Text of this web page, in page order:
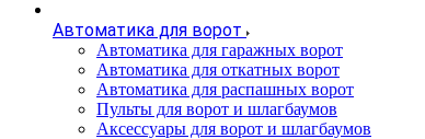
Автоматика для ворот
Автоматика для гаражных ворот
Автоматика для откатных ворот
Автоматика для распашных ворот
Пульты для ворот и шлагбаумов
Аксессуары для ворот и шлагбаумов